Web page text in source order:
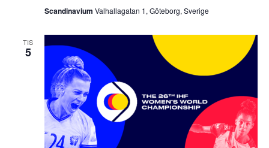
Scandinavium Valhallagatan 1, Göteborg, Sverige
TIS
5